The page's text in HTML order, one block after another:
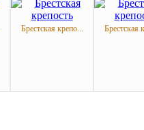
Брестская крепо... Брестская